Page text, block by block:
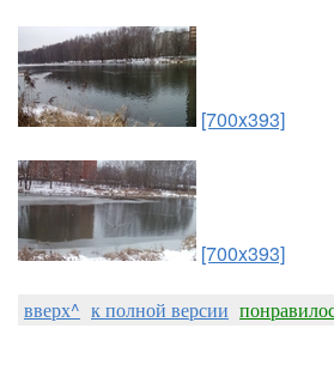
[700x393]
[700x393]
вверх^ к полной версии